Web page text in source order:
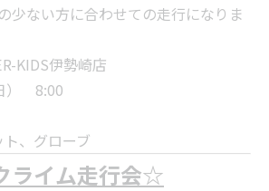
少ない方に合わせての走行になりま
KIDS伊勢崎店
） 8:00
、グローブ
ライム走行会☆